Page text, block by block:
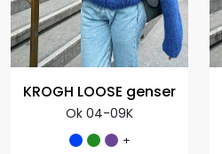
KROGH LOOSE genser
Ok 04-09K
+